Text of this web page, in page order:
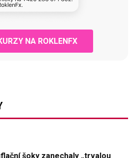
NA ROKLENFX
šoky zanechaly „trvalou